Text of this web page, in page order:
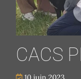
CACS